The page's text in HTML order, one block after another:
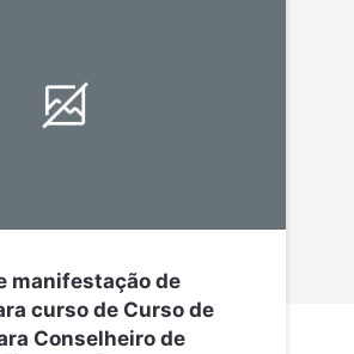
manifestação de
curso de Curso de
Conselheiro de